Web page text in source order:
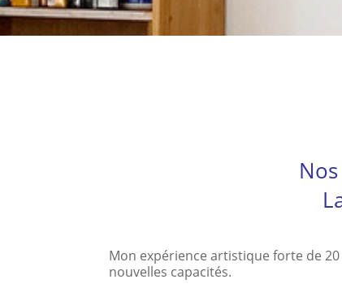
Mon expérience artistique forte de
nouvelles capacités.